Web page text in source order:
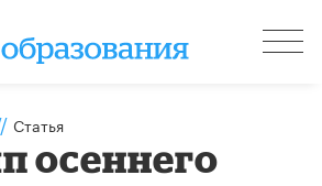
Статья
осеннего